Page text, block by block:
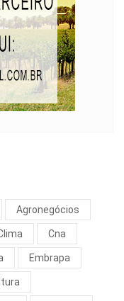
Agronegócios
Cna
Embrapa